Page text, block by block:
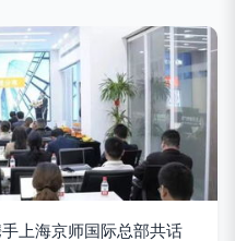
上海京师国际总部共话